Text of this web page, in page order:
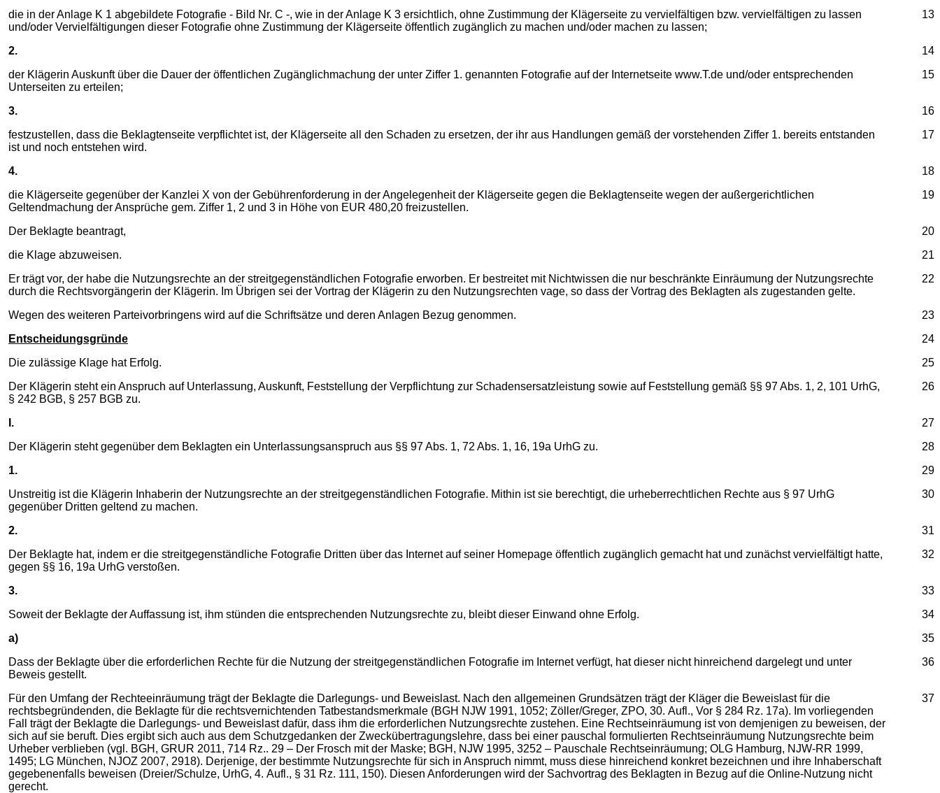
13
die in der Anlage K 1 abgebildete Fotografie - Bild Nr. C -, wie in der Anlage K 3 ersichtlich, ohne Zustimmung der Klägerseite zu vervielfältigen bzw. vervielfältigen zu lassen
und/oder Vervielfältigungen dieser Fotografie ohne Zustimmung der Klägerseite öffentlich zugänglich zu machen und/oder machen zu lassen;
14
2.
15
der Klägerin Auskunft über die Dauer der öffentlichen Zugänglichmachung der unter Ziffer 1. genannten Fotografie auf der Internetseite www.T.de und/oder entsprechenden
Unterseiten zu erteilen;
16
3.
17
festzustellen, dass die Beklagtenseite verpflichtet ist, der Klägerseite all den Schaden zu ersetzen, der ihr aus Handlungen gemäß der vorstehenden Ziffer 1. bereits entstanden
ist und noch entstehen wird.
18
4.
19
die Klägerseite gegenüber der Kanzlei X von der Gebührenforderung in der Angelegenheit der Klägerseite gegen die Beklagtenseite wegen der außergerichtlichen
Geltendmachung der Ansprüche gem. Ziffer 1, 2 und 3 in Höhe von EUR 480,20 freizustellen.
20
Der Beklagte beantragt,
21
die Klage abzuweisen.
22
Er trägt vor, der habe die Nutzungsrechte an der streitgegenständlichen Fotografie erworben. Er bestreitet mit Nichtwissen die nur beschränkte Einräumung der Nutzungsrechte
durch die Rechtsvorgängerin der Klägerin. Im Übrigen sei der Vortrag der Klägerin zu den Nutzungsrechten vage, so dass der Vortrag des Beklagten als zugestanden gelte.
23
Wegen des weiteren Parteivorbringens wird auf die Schriftsätze und deren Anlagen Bezug genommen.
24
Entscheidungsgründe
25
Die zulässige Klage hat Erfolg.
26
Der Klägerin steht ein Anspruch auf Unterlassung, Auskunft, Feststellung der Verpflichtung zur Schadensersatzleistung sowie auf Feststellung gemäß §§ 97 Abs. 1, 2, 101 UrhG,
§ 242 BGB, § 257 BGB zu.
27
I.
28
Der Klägerin steht gegenüber dem Beklagten ein Unterlassungsanspruch aus §§ 97 Abs. 1, 72 Abs. 1, 16, 19a UrhG zu.
29
1.
30
Unstreitig ist die Klägerin Inhaberin der Nutzungsrechte an der streitgegenständlichen Fotografie. Mithin ist sie berechtigt, die urheberrechtlichen Rechte aus § 97 UrhG
gegenüber Dritten geltend zu machen.
31
2.
32
Der Beklagte hat, indem er die streitgegenständliche Fotografie Dritten über das Internet auf seiner Homepage öffentlich zugänglich gemacht hat und zunächst vervielfältigt hatte,
gegen §§ 16, 19a UrhG verstoßen.
33
3.
34
Soweit der Beklagte der Auffassung ist, ihm stünden die entsprechenden Nutzungsrechte zu, bleibt dieser Einwand ohne Erfolg.
35
a)
36
Dass der Beklagte über die erforderlichen Rechte für die Nutzung der streitgegenständlichen Fotografie im Internet verfügt, hat dieser nicht hinreichend dargelegt und unter
Beweis gestellt.
37
Für den Umfang der Rechteeinräumung trägt der Beklagte die Darlegungs- und Beweislast. Nach den allgemeinen Grundsätzen trägt der Kläger die Beweislast für die
rechtsbegründenden, die Beklagte für die rechtsvernichtenden Tatbestandsmerkmale (BGH NJW 1991, 1052; Zöller/Greger, ZPO, 30. Aufl., Vor § 284 Rz. 17a). Im vorliegenden
Fall trägt der Beklagte die Darlegungs- und Beweislast dafür, dass ihm die erforderlichen Nutzungsrechte zustehen. Eine Rechtseinräumung ist von demjenigen zu beweisen, der
sich auf sie beruft. Dies ergibt sich auch aus dem Schutzgedanken der Zweckübertragungslehre, dass bei einer pauschal formulierten Rechtseinräumung Nutzungsrechte beim
Urheber verblieben (vgl. BGH, GRUR 2011, 714 Rz.. 29 – Der Frosch mit der Maske; BGH, NJW 1995, 3252 – Pauschale Rechtseinräumung; OLG Hamburg, NJW-RR 1999,
1495; LG München, NJOZ 2007, 2918). Derjenige, der bestimmte Nutzungsrechte für sich in Anspruch nimmt, muss diese hinreichend konkret bezeichnen und ihre Inhaberschaft
gegebenenfalls beweisen (Dreier/Schulze, UrhG, 4. Aufl., § 31 Rz. 111, 150). Diesen Anforderungen wird der Sachvortrag des Beklagten in Bezug auf die Online-Nutzung nicht
gerecht.